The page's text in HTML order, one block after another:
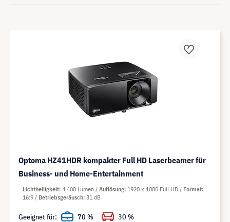
Optoma HZ41HDR kompakter Full HD Laserbeamer für
Business- und Home-Entertainment
Lichthelligkeit 4.400 Lumen Auflösung 1920 x 1080 Full HD
Format
16:9
Betriebsgeräusch 31 dB
Geeignet für: 70 % 30 %